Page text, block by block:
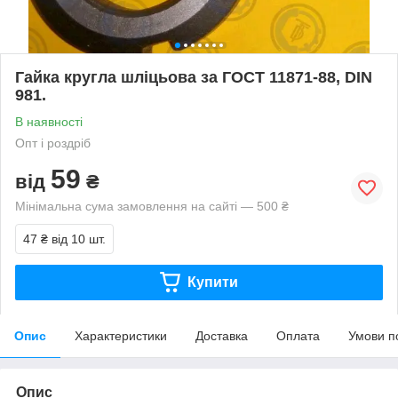
Гайка кругла шліцьова за ГОСТ 11871-88, DIN
981.
В наявності
Опт і роздріб
від 59 ₴
Мінімальна сума замовлення на сайті — 500 ₴
47 ₴ від 10 шт.
Купити
Опис Характеристики Доставка Оплата Умови
Опис